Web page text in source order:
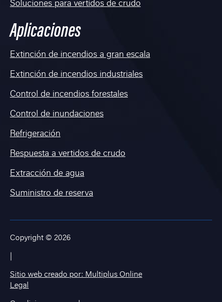
Soluciones para vertidos de crudo
Aplicaciones
Extinción de incendios a gran escala
Extinción de incendios industriales
Control de incendios forestales
Control de inundaciones
Refrigeración
Respuesta a vertidos de crudo
Extracción de agua
Suministro de reserva
Copyright © 2026
Sitio web creado por: Multiplus Online
Legal